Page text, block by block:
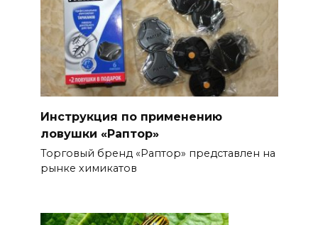
Инструкция по применению
ловушки «Раптор»
Торговый бренд «Раптор» представлен на
рынке химикатов